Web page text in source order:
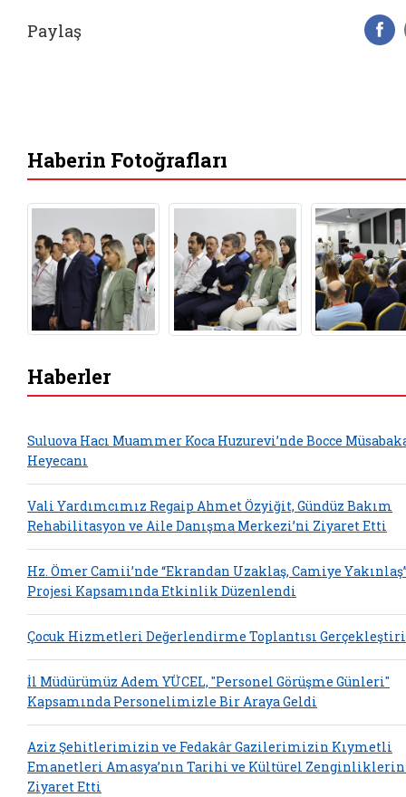
Paylaş
Haberin Fotoğrafları
Haberler
Suluova Hacı Muammer Koca Huzurevi’nde Bocce
Heyecanı
Vali Yardımcımız Regaip Ahmet Özyiğit, Gündüz Bakım
Rehabilitasyon ve Aile Danışma Merkezi’ni Ziyaret Etti
Hz. Ömer Camii’nde “Ekrandan Uzaklaş, Camiye
Projesi Kapsamında Etkinlik Düzenlendi
Çocuk Hizmetleri Değerlendirme Toplantısı
İl Müdürümüz Adem YÜCEL, "Personel Görüşme Günleri"
Kapsamında Personelimizle Bir Araya Geldi
Aziz Şehitlerimizin ve Fedakâr Gazilerimizin Kıymetli
Emanetleri Amasya’nın Tarihi ve Kültürel
Ziyaret Etti